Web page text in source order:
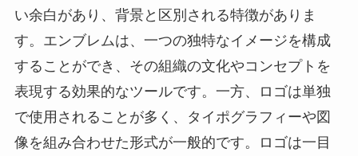
い余白があり、背景と区別される特徴がありま
す。エンブレムは、一つの独特なイメージを構成
することができ、その組織の文化やコンセプトを
表現する効果的なツールです。一方、ロゴは単独
で使用されることが多く、タイポグラフィーや図
像を組み合わせた形式が一般的です。ロゴは一目